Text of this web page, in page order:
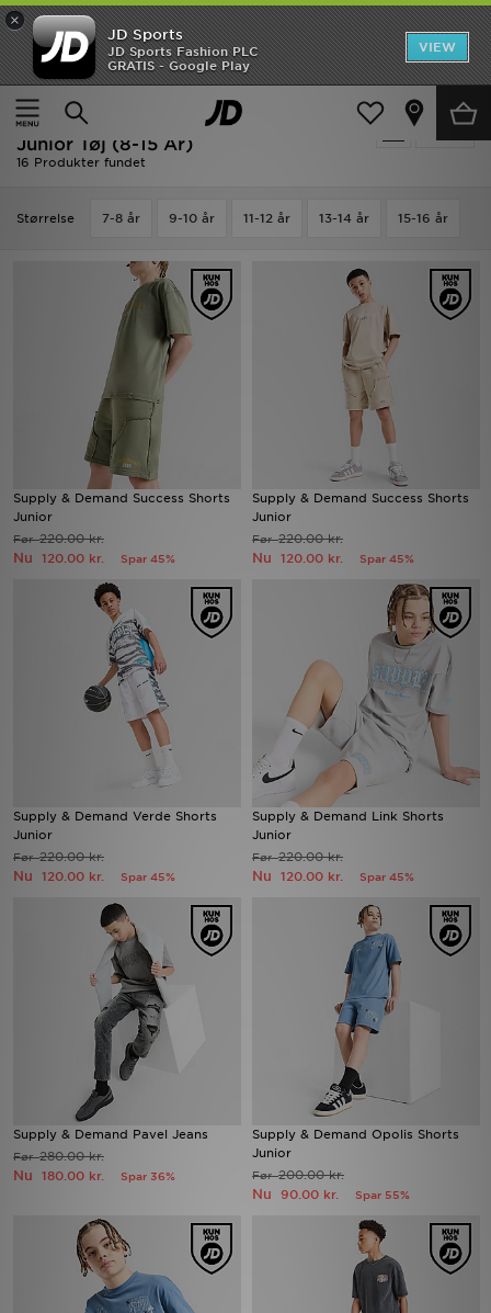
×
JD Sports
JD Sports Fashion PLC
GRATIS - Google Play
VIEW
Hjem
Børn Junior Tøj (8-15 År)
Udsalg | Børn - Supply & Demand
Junior Tøj (8-15 År)
16 Produkter fundet
Størrelse 7-8 år 9-10 år 11-12 år 13-14 år 15-16 år
Supply & Demand Success Shorts
Junior
Før220.00 kr.
Nu 120.00 kr. Spar 45%
Supply & Demand Success Shorts
Junior
Før220.00 kr.
Nu 120.00 kr. Spar 45%
Supply & Demand Verde Shorts
Junior
Før220.00 kr.
Nu 120.00 kr. Spar 45%
Supply & Demand Link Shorts
Junior
Før220.00 kr.
Nu 120.00 kr. Spar 45%
Supply & Demand Pavel Jeans
Før280.00 kr.
Nu 180.00 kr. Spar 36%
Supply & Demand Opolis Shorts
Junior
Før200.00 kr.
Nu 90.00 kr. Spar 55%
Hjem
Udsalg
Nyheder
Sport
Download JD app'en
Mine beskeder
Hjælp & information